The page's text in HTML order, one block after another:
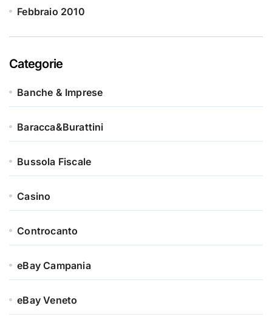
Febbraio 2010
Categorie
Banche & Imprese
Baracca&Burattini
Bussola Fiscale
Casino
Controcanto
eBay Campania
eBay Veneto